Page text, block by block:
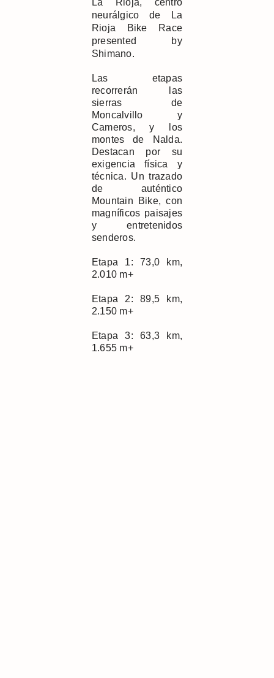
neurálgico de La
Rioja Bike Race
presented by
Shimano.
Las etapas
recorrerán las
sierras de
Moncalvillo y
Cameros, y los
montes de Nalda.
Destacan por su
exigencia física y
técnica. Un trazado
de auténtico
Mountain Bike, con
magníficos paisajes
y entretenidos
senderos.
Etapa 1: 73,0 km,
2.010 m+
Etapa 2: 89,5 km,
2.150 m+
Etapa 3: 63,3 km,
1.655 m+